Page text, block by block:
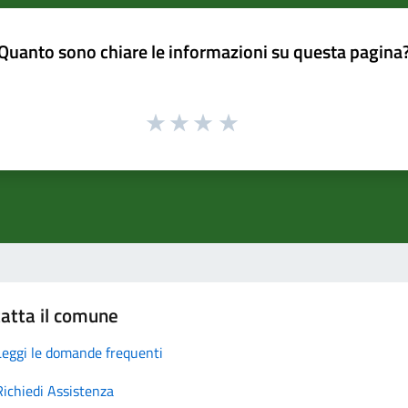
sono chiare le informazioni su questa
il comune
le domande frequenti
Assistenza